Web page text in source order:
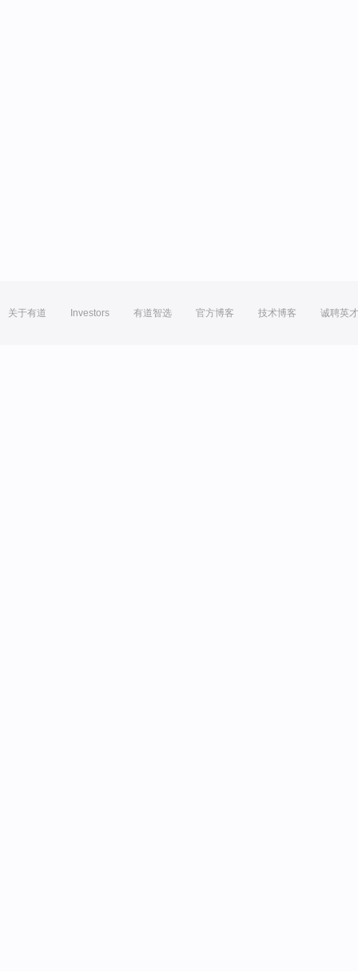
关于有道 Investors 有道智选 官方博客 技术博客 诚聘英才